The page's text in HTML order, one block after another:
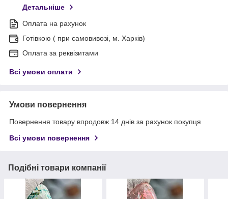
Детальніше
Оплата на рахунок
Готівкою ( при самовивозі, м. Харків)
Оплата за реквізитами
Всі умови оплати
Умови повернення
Повернення товару впродовж 14 днів за рахунок покупця
Всі умови повернення
Подібні товари компанії